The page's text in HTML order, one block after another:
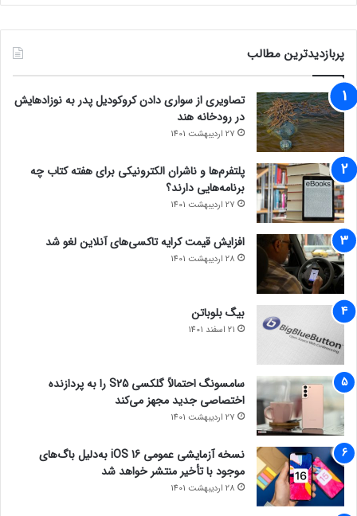
پربازدیدترین مطالب
تصاویری از سواری دادن کروکودیل پدر به نوزادهایش
در رودخانه هند
27 اردیبهشت 1401
پلتفرم‌ها و ناشران الکترونیکی برای هفته کتاب چه
برنامه‌هایی دارند؟
27 اردیبهشت 1401
افزایش قیمت کرایه تاکسی‌های آنلاین لغو شد
28 اردیبهشت 1401
بیگ بلوباتن
21 اسفند 1401
سامسونگ احتمالاً گلکسی S25 را به پردازنده
اختصاصی جدید مجهز می‌کند
27 اردیبهشت 1401
نسخه آزمایشی عمومی iOS 16 به‌دلیل باگ‌های
موجود با تأخیر منتشر خواهد شد
28 اردیبهشت 1401